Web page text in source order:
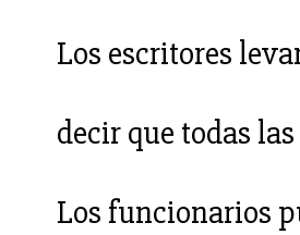
Los escritores
decir que todas
Los funcionarios